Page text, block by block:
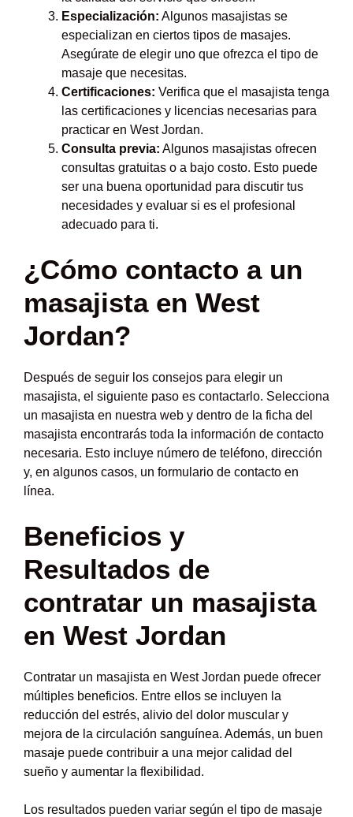
Especialización: Algunos masajistas se
especializan en ciertos tipos de masajes.
Asegúrate de elegir uno que ofrezca el tipo de
masaje que necesitas.
Certificaciones: Verifica que el masajista tenga
las certificaciones y licencias necesarias para
practicar en West Jordan.
Consulta previa: Algunos masajistas ofrecen
consultas gratuitas o a bajo costo. Esto puede
ser una buena oportunidad para discutir tus
necesidades y evaluar si es el profesional
adecuado para ti.
¿Cómo contacto a un
masajista en West
Jordan?
Después de seguir los consejos para elegir un
masajista, el siguiente paso es contactarlo. Selecciona
un masajista en nuestra web y dentro de la ficha del
masajista encontrarás toda la información de contacto
necesaria. Esto incluye número de teléfono, dirección
y, en algunos casos, un formulario de contacto en
línea.
Beneficios y
Resultados de
contratar un masajista
en West Jordan
Contratar un masajista en West Jordan puede ofrecer
múltiples beneficios. Entre ellos se incluyen la
reducción del estrés, alivio del dolor muscular y
mejora de la circulación sanguínea. Además, un buen
masaje puede contribuir a una mejor calidad del
sueño y aumentar la flexibilidad.
Los resultados pueden variar según el tipo de masaje